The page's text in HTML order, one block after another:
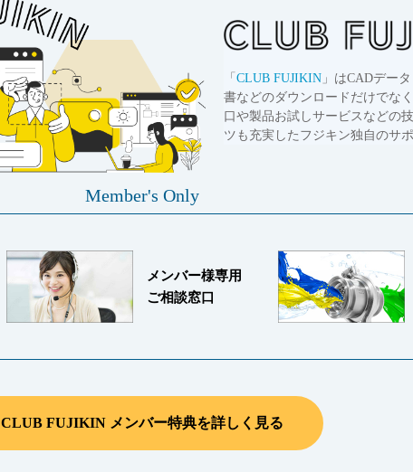
「 CLUB FUJIKIN 」はCADデー
書などのダウンロードだけでな
口や製品お試しサービスなどの
ツも充実したフジキン独自のサポ
Member's Only
メンバー様専用
ご相談窓口
CLUB FUJIKIN メンバー特典を詳しく見る